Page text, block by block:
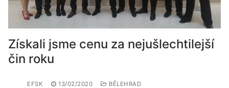
Získali jsme cenu za nejušlechtilejší
čin roku
EFSK 13/02/2020 BĚLEHRAD